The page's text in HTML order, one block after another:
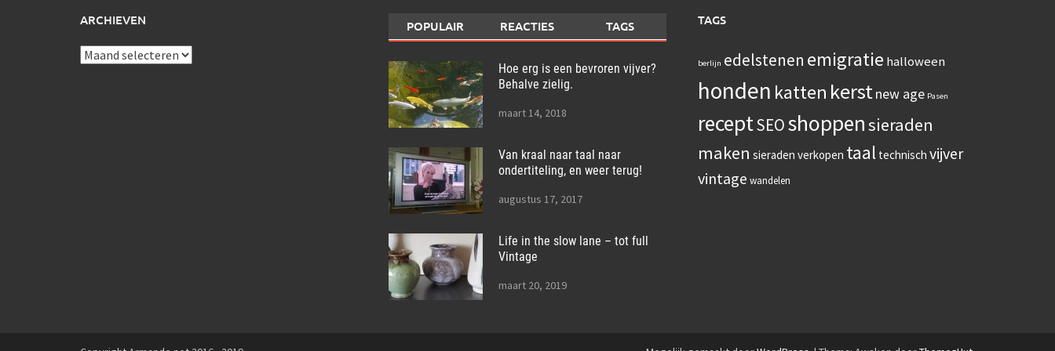
ARCHIEVEN
Archieven
POPULAIR REACTIES TAGS
Hoe erg is een bevroren vijver?
Behalve zielig.
maart 14, 2018
Van kraal naar taal naar
ondertiteling, en weer terug!
augustus 17, 2017
Life in the slow lane – tot full
Vintage
maart 20, 2019
TAGS
berlijn edelstenen emigratie halloween
honden katten kerstnew age Pasen
receptSEOshoppensieraden
maken sieraden verkopen taal technisch vijver
vintage wandelen